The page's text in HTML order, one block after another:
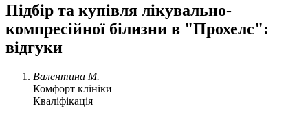
Підбір та купівля лікувально-
компресійної білизни в "Прохелс":
відгуки
Валентина М.
Комфорт клініки
Кваліфікація